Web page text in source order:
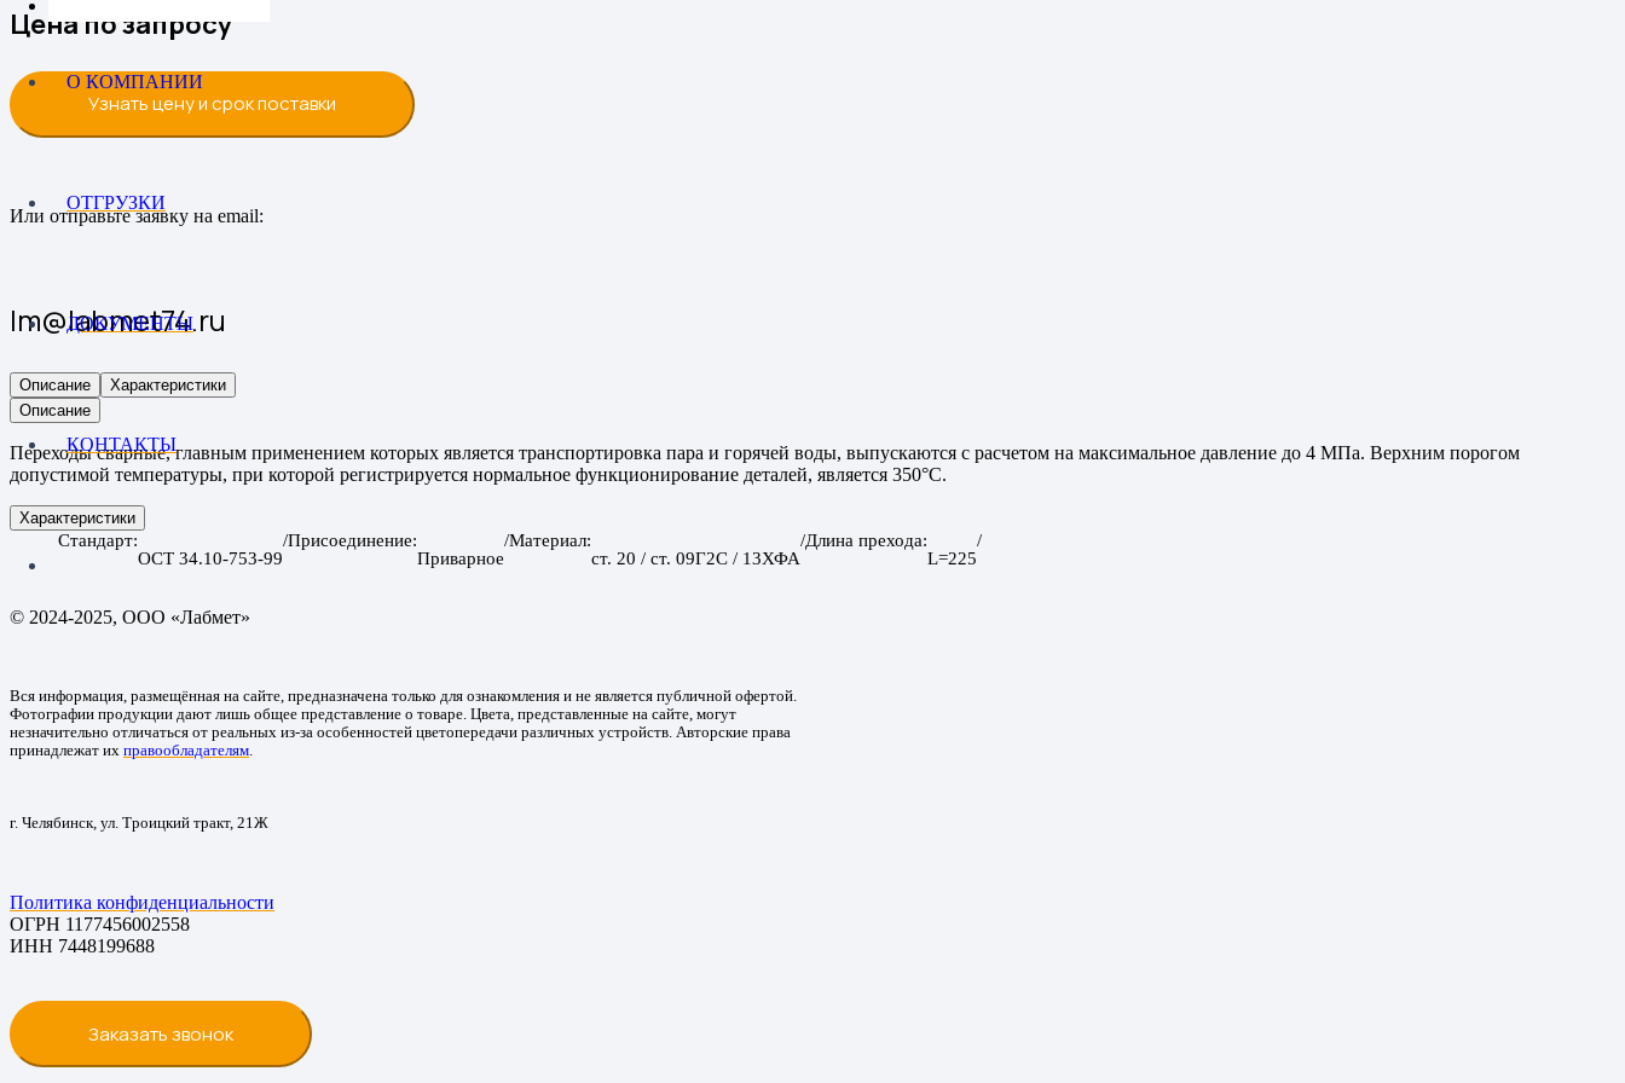
О КОМПАНИИ
ОТГРУЗКИ
ДОКУМЕНТЫ
КОНТАКТЫ
Цена по запросу
Узнать цену и срок поставки
Или отправьте заявку на email:
lm@labmet74.ru
Описание
Характеристики
Описание
Переходы сварные, главным применением которых является транспортировка пара и горячей воды, выпускаются с расчетом на максимальное давление до 4 МПа. Верхним порогом
допустимой температуры, при которой регистрируется нормальное функционирование деталей, является 350°С.
Характеристики
Стандарт
ОСТ 34.10-753-99
Присоединение
Приварное
Материал
ст. 20 / ст. 09Г2С / 13ХФА
Длина прехода
L=225
© 2024-2025, ООО «Лабмет»
Вся информация, размещённая на сайте, предназначена только для ознакомления и не является публичной офертой.
Фотографии продукции дают лишь общее представление о товаре. Цвета, представленные на сайте, могут
незначительно отличаться от реальных из-за особенностей цветопередачи различных устройств. Авторские права
принадлежат их правообладателям
г. Челябинск, ул. Троицкий тракт, 21Ж
Политика конфиденциальности
ОГРН 1177456002558
ИНН 7448199688
Заказать звонок